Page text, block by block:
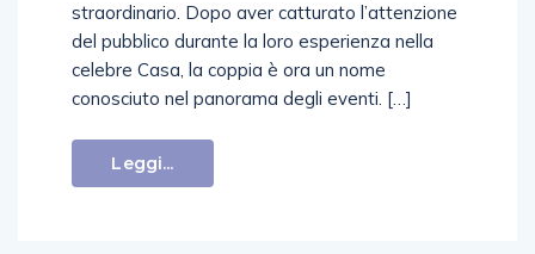
straordinario. Dopo aver catturato l’attenzione
del pubblico durante la loro esperienza nella
celebre Casa, la coppia è ora un nome
conosciuto nel panorama degli eventi. […]
Leggi...